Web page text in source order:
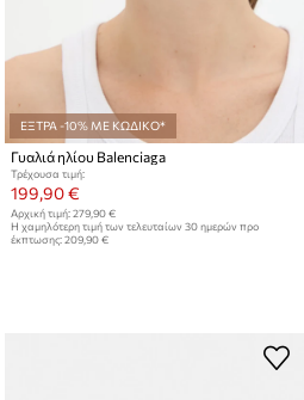
ΕΞΤΡΑ -10% ΜΕ ΚΩΔΙΚΟ*
Γυαλιά ηλίου Balenciaga
Τρέχουσα τιμή:
199,90 €
Αρχική τιμή: 279,90 €
Η χαμηλότερη τιμή των τελευταίων 30 ημερών προ
έκπτωσης: 209,90 €